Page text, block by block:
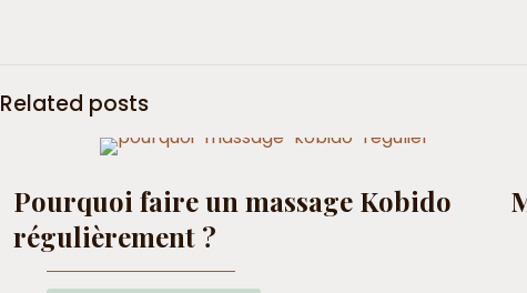
Related posts
Pourquoi faire un massage Kobido
régulièrement ?